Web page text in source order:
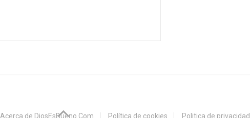
Acerca de DiosEsBueno.Com Política de cookies Politica de privacidad